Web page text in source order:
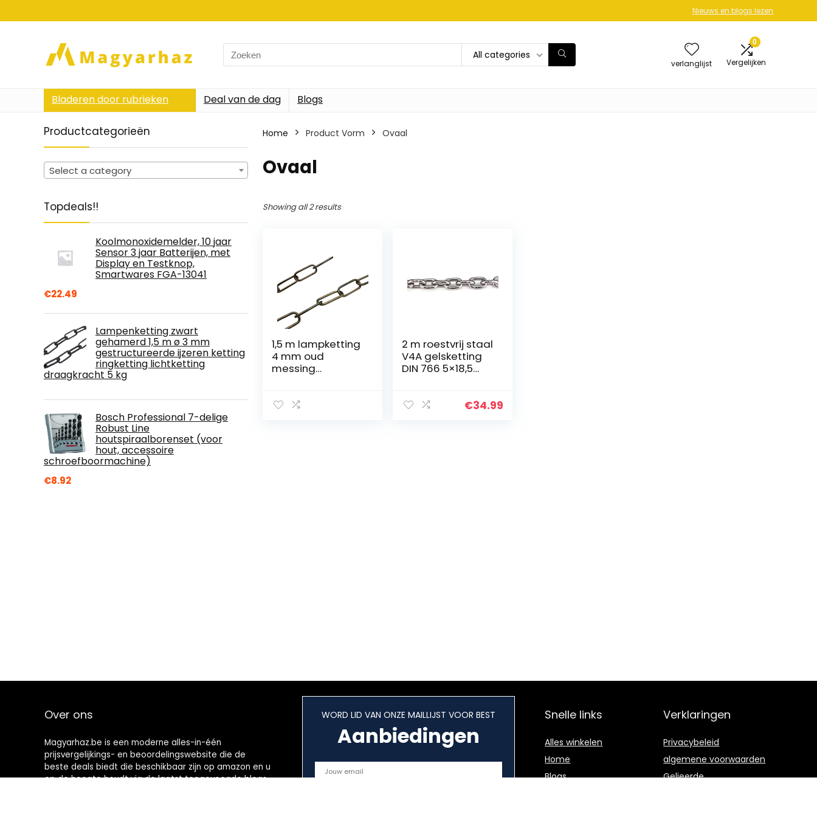
Nieuws en blogs lezen
Search
for:
All categories
verlanglijst
0
Vergelijken
Bladeren door rubrieken Deal van de dag Blogs
Productcategorieën
Select a category
Topdeals!!
Koolmonoxidemelder, 10 jaar
Sensor 3 jaar Batterijen, met
Display en Testknop,
Smartwares FGA-13041
€22.49
Lampenketting zwart
gehamerd 1,5 m ø 3 mm
gestructureerde ijzeren ketting
ringketting lichtketting
draagkracht 5 kg
Bosch Professional 7-delige
Robust Line
houtspiraalborenset (voor
hout, accessoire
schroefboormachine)
€8.92
Home Product Vorm ‎Ovaal
‎Ovaal
Showing all 2 results
1,5 m lampketting
4 mm oud
messing
sierketting ketting
2 m roestvrij staal
V4A gelsketting
DIN 766 5×18,5
stalen ketting
€34.99
Over ons
Magyarhaz.be is een moderne alles-in-één
prijsvergelijkings- en beoordelingswebsite die de
beste deals biedt die beschikbaar zijn op amazon en u
op de hoogte houdt via de laatst toegevoegde blogs.
WORD LID VAN ONZE MAILLIJST VOOR BEST
Aanbiedingen
Snelle links
Alles winkelen
Home
Blogs
Verklaringen
Privacybeleid
algemene voorwaarden
Gelieerde